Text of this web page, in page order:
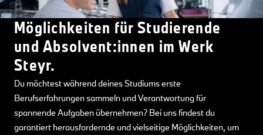
Möglichkeiten für Studierende
und Absolvent:innen im Werk
Steyr.
Du möchtest während deines Studiums erste
Berufserfahrungen sammeln und Verantwortung für
spannende Aufgaben übernehmen? Bei uns findest du
garantiert herausfordernde und vielseitige Möglichkeiten, um